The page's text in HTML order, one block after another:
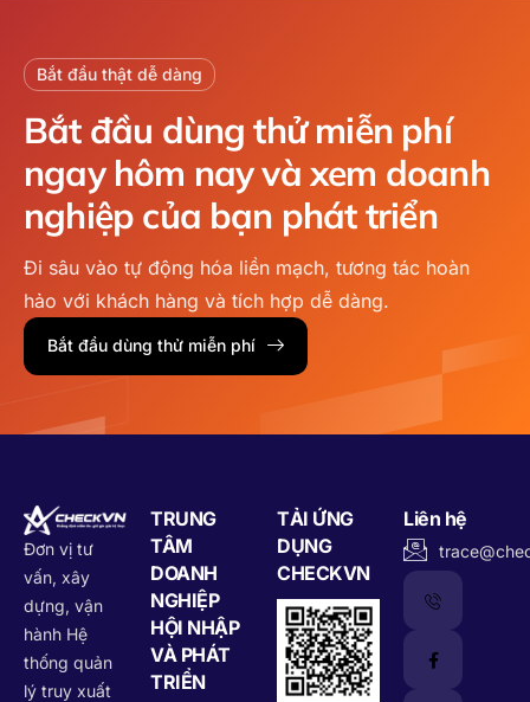
Bắt đầu thật dễ dàng
Bắt đầu dùng thử miễn phí
ngay hôm nayvà xem doanh
nghiệp của bạn phát triển
Đi sâu vào tự động hóa liền mạch, tương tác hoàn
hảo với khách hàng và tích hợp dễ dàng.
Bắt đầu dùng thử miễn phí
Đơn vị tư
vấn, xây
dựng, vận
hành Hệ
thống quản
lý truy xuất
TRUNG
TÂM
DOANH
NGHIỆP
HỘI NHẬP
VÀ PHÁT
TRIỂN
TẢI ỨNG
DỤNG
CHECKVN
Liên hệ